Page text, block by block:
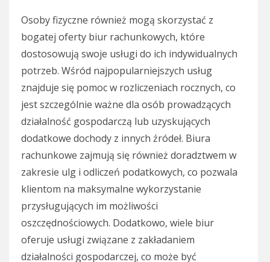
Osoby fizyczne również mogą skorzystać z
bogatej oferty biur rachunkowych, które
dostosowują swoje usługi do ich indywidualnych
potrzeb. Wśród najpopularniejszych usług
znajduje się pomoc w rozliczeniach rocznych, co
jest szczególnie ważne dla osób prowadzących
działalność gospodarczą lub uzyskujących
dodatkowe dochody z innych źródeł. Biura
rachunkowe zajmują się również doradztwem w
zakresie ulg i odliczeń podatkowych, co pozwala
klientom na maksymalne wykorzystanie
przysługujących im możliwości
oszczędnościowych. Dodatkowo, wiele biur
oferuje usługi związane z zakładaniem
działalności gospodarczej, co może być